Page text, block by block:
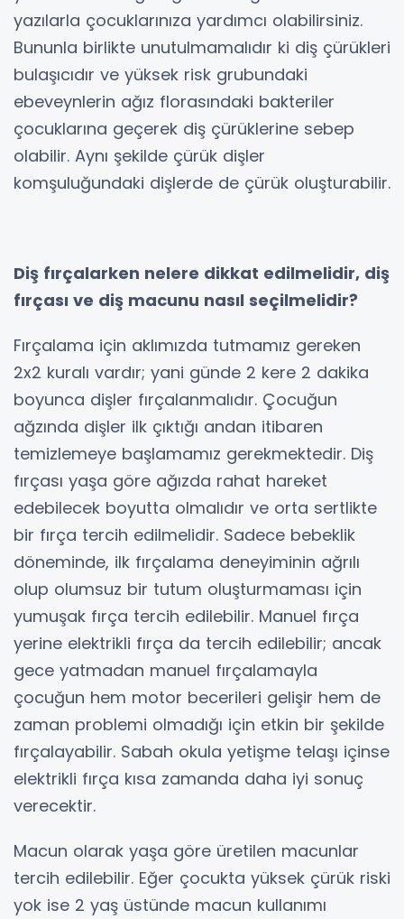
yazılarla çocuklarınıza yardımcı olabilirsiniz.
Bununla birlikte unutulmamalıdır ki diş çürükleri
bulaşıcıdır ve yüksek risk grubundaki
ebeveynlerin ağız florasındaki bakteriler
çocuklarına geçerek diş çürüklerine sebep
olabilir. Aynı şekilde çürük dişler
komşuluğundaki dişlerde de çürük oluşturabilir.
Diş fırçalarken nelere dikkat edilmelidir, diş
fırçası ve diş macunu nasıl seçilmelidir?
Fırçalama için aklımızda tutmamız gereken
2x2 kuralı vardır; yani günde 2 kere 2 dakika
boyunca dişler fırçalanmalıdır. Çocuğun
ağzında dişler ilk çıktığı andan itibaren
temizlemeye başlamamız gerekmektedir. Diş
fırçası yaşa göre ağızda rahat hareket
edebilecek boyutta olmalıdır ve orta sertlikte
bir fırça tercih edilmelidir. Sadece bebeklik
döneminde, ilk fırçalama deneyiminin ağrılı
olup olumsuz bir tutum oluşturmaması için
yumuşak fırça tercih edilebilir. Manuel fırça
yerine elektrikli fırça da tercih edilebilir; ancak
gece yatmadan manuel fırçalamayla
çocuğun hem motor becerileri gelişir hem de
zaman problemi olmadığı için etkin bir şekilde
fırçalayabilir. Sabah okula yetişme telaşı içinse
elektrikli fırça kısa zamanda daha iyi sonuç
verecektir.
Macun olarak yaşa göre üretilen macunlar
tercih edilebilir. Eğer çocukta yüksek çürük riski
yok ise 2 yaş üstünde macun kullanımı